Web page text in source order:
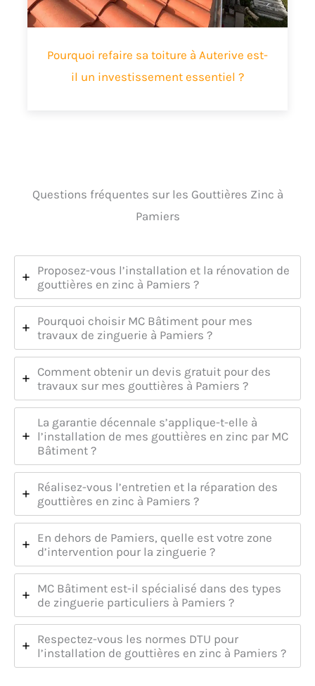
Pourquoi refaire sa toiture à Auterive est-
il un investissement essentiel ?
Questions fréquentes sur les Gouttières Zinc à
Pamiers
Proposez-vous l’installation et la rénovation de
gouttières en zinc à Pamiers ?
Pourquoi choisir MC Bâtiment pour mes
travaux de zinguerie à Pamiers ?
Comment obtenir un devis gratuit pour des
travaux sur mes gouttières à Pamiers ?
La garantie décennale s’applique-t-elle à
l’installation de mes gouttières en zinc par MC
Bâtiment ?
Réalisez-vous l’entretien et la réparation des
gouttières en zinc à Pamiers ?
En dehors de Pamiers, quelle est votre zone
d’intervention pour la zinguerie ?
MC Bâtiment est-il spécialisé dans des types
de zinguerie particuliers à Pamiers ?
Respectez-vous les normes DTU pour
l’installation de gouttières en zinc à Pamiers ?